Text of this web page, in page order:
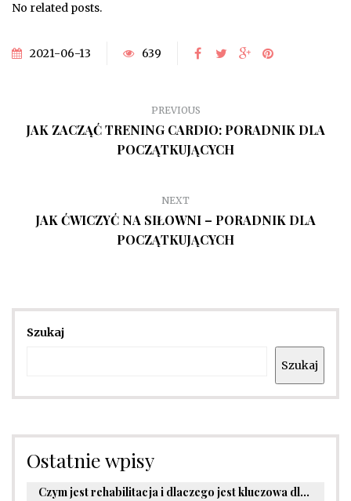
No related posts.
2021-06-13 639
PREVIOUS
JAK ZACZĄĆ TRENING CARDIO: PORADNIK DLA
POCZĄTKUJĄCYCH
NEXT
JAK ĆWICZYĆ NA SIŁOWNI – PORADNIK DLA
POCZĄTKUJĄCYCH
Szukaj
Szukaj
Ostatnie wpisy
Czym jest rehabilitacja i dlaczego jest kluczowa dla powrotu do zdrowia?